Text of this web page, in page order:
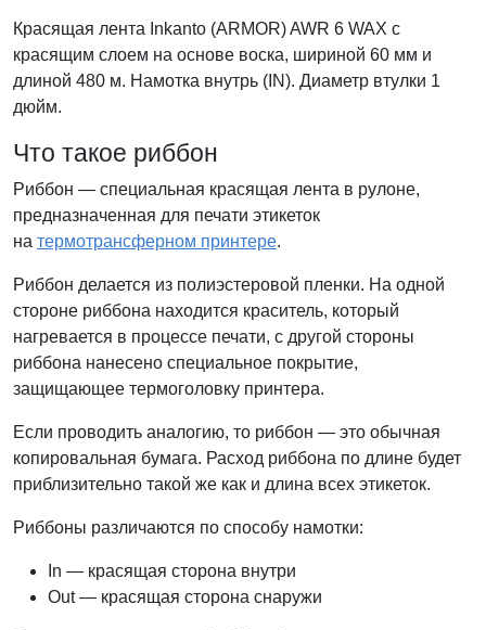
Красящая лента Inkanto (ARMOR) AWR 6 WAX с
красящим слоем на основе воска, шириной 60 мм и
длиной 480 м. Намотка внутрь (IN). Диаметр втулки 1
дюйм.
Что такое риббон
Риббон — специальная красящая лента в рулоне,
предназначенная для печати этикеток
на термотрансферном принтере.
Риббон делается из полиэстеровой пленки. На одной
стороне риббона находится краситель, который
нагревается в процессе печати, с другой стороны
риббона нанесено специальное покрытие,
защищающее термоголовку принтера.
Если проводить аналогию, то риббон — это обычная
копировальная бумага. Расход риббона по длине будет
приблизительно такой же как и длина всех этикеток.
Риббоны различаются по способу намотки:
In — красящая сторона внутри
Out — красящая сторона снаружи